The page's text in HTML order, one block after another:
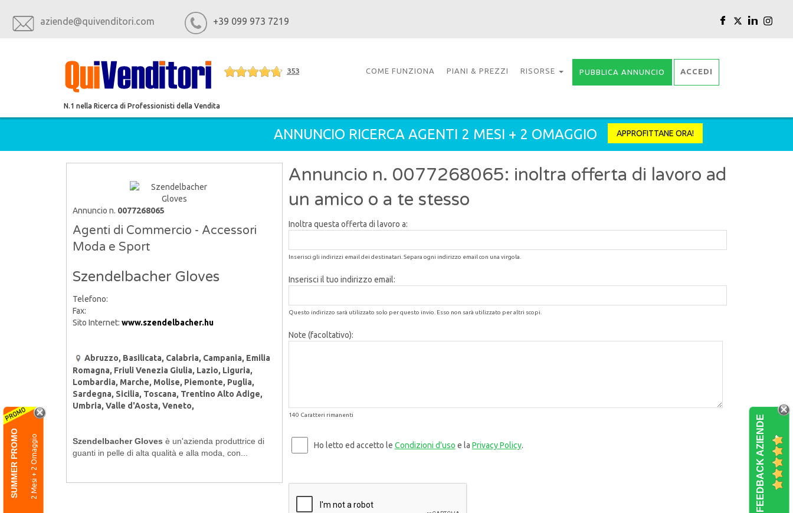
aziende@quivenditori.com +39 099 973 7219
353
N.1 nella Ricerca di Professionisti della Vendita
COME FUNZIONA PIANI & PREZZI RISORSE PUBBLICA ANNUNCIO ACCEDI
ANNUNCIO RICERCA AGENTI 2 MESI + 2 OMAGGIO APPROFITTANE ORA!
FEEDBACK AZIENDE
SUMMER PROMO 2 Mesi + 2 Omaggio
Annuncio n. 0077268065: inoltra offerta di lavoro ad
un amico o a te stesso
Inoltra questa offerta di lavoro a:
Inserisci gli indirizzi email dei destinatari. Separa ogni indirizzo email con una virgola.
Inserisci il tuo indirizzo email:
Questo indirizzo sarà utilizzato solo per questo invio. Esso non sarà utilizzato per altri scopi.
Note (facoltativo):
140 Caratteri rimanenti
Ho letto ed accetto le Condizioni d'uso e la Privacy Policy.
Annuncio n. 0077268065
Agenti di Commercio - Accessori
Moda e Sport
Szendelbacher Gloves
Telefono:
Fax:
Sito Internet: www.szendelbacher.hu
Abruzzo, Basilicata, Calabria, Campania, Emilia
Romagna, Friuli Venezia Giulia, Lazio, Liguria,
Lombardia, Marche, Molise, Piemonte, Puglia,
Sardegna, Sicilia, Toscana, Trentino Alto Adige,
Umbria, Valle d'Aosta, Veneto,
Szendelbacher Gloves è un'azienda produttrice di
guanti in pelle di alta qualità e alla moda, con...